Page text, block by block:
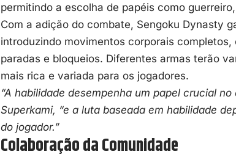
permitindo a escolha de papéis como
Com a adição do combate, Sengoku Dynasty
introduzindo movimentos corporais
paradas e bloqueios. Diferentes armas terão
mais rica e variada para os jogadores.
“A habilidade desempenha um papel crucial
Superkami, “e a luta baseada em habilidade
do jogador.”
Colaboração da Comunidade